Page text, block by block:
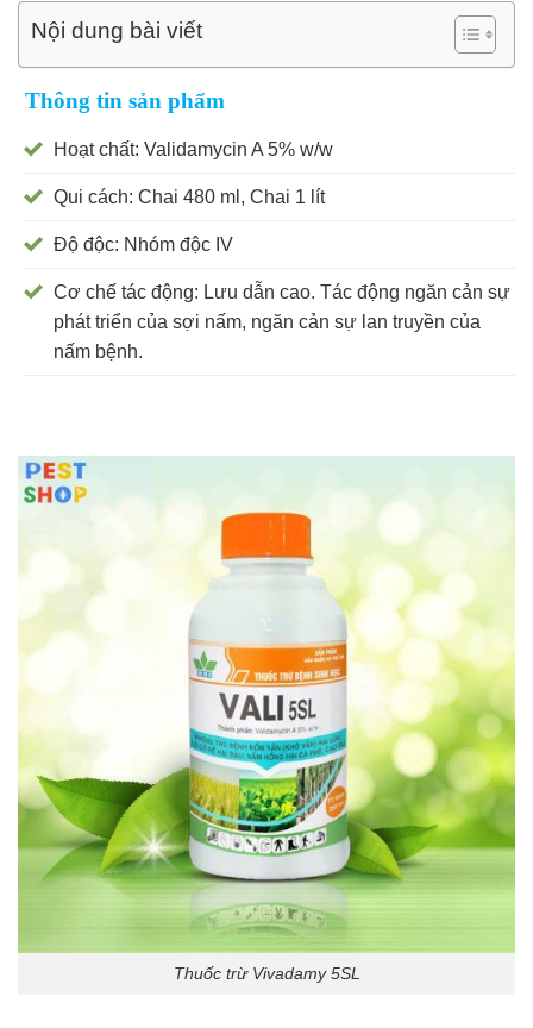
Nội dung bài viết
Thông tin sản phẩm
Hoạt chất: Validamycin A 5% w/w
Qui cách: Chai 480 ml, Chai 1 lít
Độ độc: Nhóm độc IV
Cơ chế tác động: Lưu dẫn cao. Tác động ngăn cản sự
phát triển của sợi nấm, ngăn cản sự lan truyền của
nấm bệnh.
Thuốc trừ Vivadamy 5SL